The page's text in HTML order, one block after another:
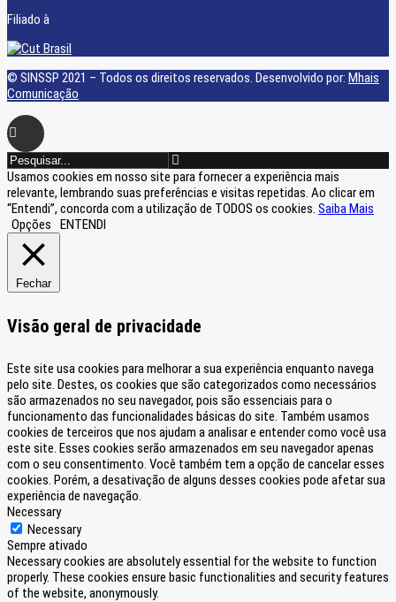
Filiado à
© SINSSP 2021 – Todos os direitos reservados. Desenvolvido por: Mhais
Comunicação
Usamos cookies em nosso site para fornecer a experiência mais
relevante, lembrando suas preferências e visitas repetidas. Ao clicar em
“Entendi”, concorda com a utilização de TODOS os cookies. Saiba Mais
Opções
ENTENDI
Fechar
Visão geral de privacidade
Este site usa cookies para melhorar a sua experiência enquanto navega
pelo site. Destes, os cookies que são categorizados como necessários
são armazenados no seu navegador, pois são essenciais para o
funcionamento das funcionalidades básicas do site. Também usamos
cookies de terceiros que nos ajudam a analisar e entender como você usa
este site. Esses cookies serão armazenados em seu navegador apenas
com o seu consentimento. Você também tem a opção de cancelar esses
cookies. Porém, a desativação de alguns desses cookies pode afetar sua
experiência de navegação.
Necessary
Necessary
Sempre ativado
Necessary cookies are absolutely essential for the website to function
properly. These cookies ensure basic functionalities and security features
of the website, anonymously.